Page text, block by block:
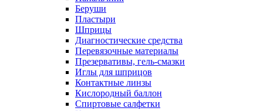
Беруши
Пластыри
Шприцы
Диагностические средства
Перевязочные материалы
Презервативы, гель-смазки
Иглы для шприцов
Контактные линзы
Кислородный баллон
Спиртовые салфетки